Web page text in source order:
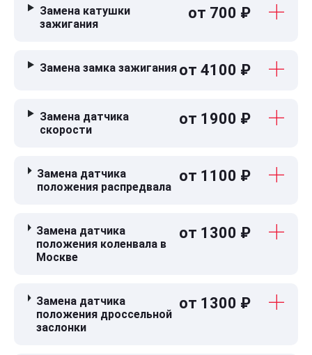
Замена катушки
зажигания
от 700 ₽
Замена замка зажигания от 4100 ₽
Замена датчика
скорости
от 1900 ₽
Замена датчика
положения распредвала
от 1100 ₽
Замена датчика
положения коленвала в
Москве
от 1300 ₽
Замена датчика
положения дроссельной
заслонки
от 1300 ₽